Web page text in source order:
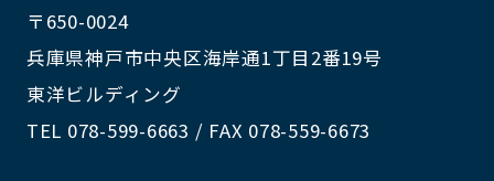
〒650-0024
兵庫県神戸市中央区海岸通1丁目2番19号
東洋ビルディング
TEL 078-599-6663 / FAX 078-559-6673